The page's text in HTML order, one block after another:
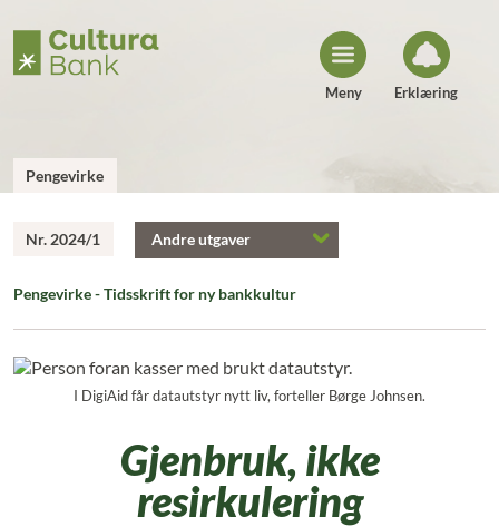
o
Meny Erklæring
Pengevirke
Nr. 2024/1 Andre utgaver
Pengevirke - Tidsskrift for ny bankkultur
I DigiAid får datautstyr nytt liv, forteller Børge Johnsen.
Gjenbruk, ikke
resirkulering